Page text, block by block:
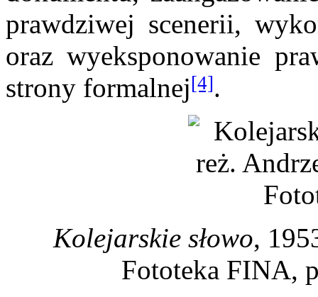
prawdziwej scenerii,
oraz wyeksponowanie
strony formalnej[4].
Kolejarskie słowo,
Fototeka FINA,